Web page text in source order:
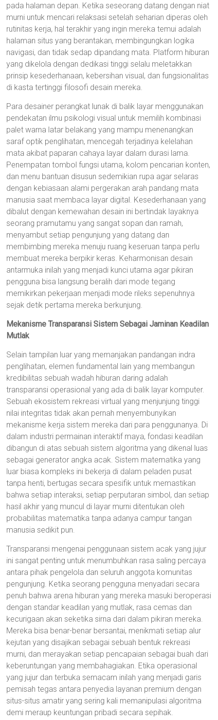
pada halaman depan. Ketika seseorang datang dengan niat
murni untuk mencari relaksasi setelah seharian diperas oleh
rutinitas kerja, hal terakhir yang ingin mereka temui adalah
halaman situs yang berantakan, membingungkan logika
navigasi, dan tidak sedap dipandang mata. Platform hiburan
yang dikelola dengan dedikasi tinggi selalu meletakkan
prinsip kesederhanaan, kebersihan visual, dan fungsionalitas
di kasta tertinggi filosofi desain mereka.
Para desainer perangkat lunak di balik layar menggunakan
pendekatan ilmu psikologi visual untuk memilih kombinasi
palet warna latar belakang yang mampu menenangkan
saraf optik penglihatan, mencegah terjadinya kelelahan
mata akibat paparan cahaya layar dalam durasi lama.
Penempatan tombol fungsi utama, kolom pencarian konten,
dan menu bantuan disusun sedemikian rupa agar selaras
dengan kebiasaan alami pergerakan arah pandang mata
manusia saat membaca layar digital. Kesederhanaan yang
dibalut dengan kemewahan desain ini bertindak layaknya
seorang pramutamu yang sangat sopan dan ramah,
menyambut setiap pengunjung yang datang dan
membimbing mereka menuju ruang keseruan tanpa perlu
membuat mereka berpikir keras. Keharmonisan desain
antarmuka inilah yang menjadi kunci utama agar pikiran
pengguna bisa langsung beralih dari mode tegang
memikirkan pekerjaan menjadi mode rileks sepenuhnya
sejak detik pertama mereka berkunjung.
Mekanisme Transparansi Sistem Sebagai Jaminan Keadilan
Mutlak
Selain tampilan luar yang memanjakan pandangan indra
penglihatan, elemen fundamental lain yang membangun
kredibilitas sebuah wadah hiburan daring adalah
transparansi operasional yang ada di balik layar komputer.
Sebuah ekosistem rekreasi virtual yang menjunjung tinggi
nilai integritas tidak akan pernah menyembunyikan
mekanisme kerja sistem mereka dari para penggunanya. Di
dalam industri permainan interaktif maya, fondasi keadilan
dibangun di atas sebuah sistem algoritma yang dikenal luas
sebagai generator angka acak. Sistem matematika yang
luar biasa kompleks ini bekerja di dalam peladen pusat
tanpa henti, bertugas secara spesifik untuk memastikan
bahwa setiap interaksi, setiap perputaran simbol, dan setiap
hasil akhir yang muncul di layar murni ditentukan oleh
probabilitas matematika tanpa adanya campur tangan
manusia sedikit pun.
Transparansi mengenai penggunaan sistem acak yang jujur
ini sangat penting untuk menumbuhkan rasa saling percaya
antara pihak pengelola dan seluruh anggota komunitas
pengunjung. Ketika seorang pengguna menyadari secara
penuh bahwa arena hiburan yang mereka masuki beroperasi
dengan standar keadilan yang mutlak, rasa cemas dan
kecurigaan akan seketika sirna dari dalam pikiran mereka.
Mereka bisa benar-benar bersantai, menikmati setiap alur
kejutan yang disajikan sebagai sebuah bentuk rekreasi
murni, dan merayakan setiap pencapaian sebagai buah dari
keberuntungan yang membahagiakan. Etika operasional
yang jujur dan terbuka semacam inilah yang menjadi garis
pemisah tegas antara penyedia layanan premium dengan
situs-situs amatir yang sering kali memanipulasi algoritma
demi meraup keuntungan pribadi secara sepihak.